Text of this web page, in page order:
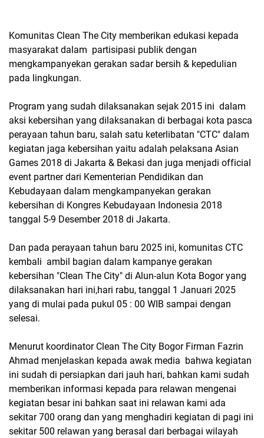
Komunitas Clean The City memberikan edukasi kepada
masyarakat dalam partisipasi publik dengan
mengkampanyekan gerakan sadar bersih & kepedulian
pada lingkungan.
Program yang sudah dilaksanakan sejak 2015 ini dalam
aksi kebersihan yang dilaksanakan di berbagai kota pasca
perayaan tahun baru, salah satu keterlibatan "CTC" dalam
kegiatan jaga kebersihan yaitu adalah pelaksana Asian
Games 2018 di Jakarta & Bekasi dan juga menjadi official
event partner dari Kementerian Pendidikan dan
Kebudayaan dalam mengkampanyekan gerakan
kebersihan di Kongres Kebudayaan Indonesia 2018
tanggal 5-9 Desember 2018 di Jakarta.
Dan pada perayaan tahun baru 2025 ini, komunitas CTC
kembali ambil bagian dalam kampanye gerakan
kebersihan "Clean The City" di Alun-alun Kota Bogor yang
dilaksanakan hari ini,hari rabu, tanggal 1 Januari 2025
yang di mulai pada pukul 05 : 00 WIB sampai dengan
selesai.
Menurut koordinator Clean The City Bogor Firman Fazrin
Ahmad menjelaskan kepada awak media bahwa kegiatan
ini sudah di persiapkan dari jauh hari, bahkan kami sudah
memberikan informasi kepada para relawan mengenai
kegiatan besar ini bahkan saat ini relawan kami ada
sekitar 700 orang dan yang menghadiri kegiatan di pagi ini
sekitar 500 relawan yang berasal dari berbagai wilayah